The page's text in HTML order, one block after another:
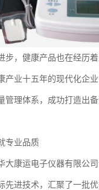
步，健康产品也在经历
产业十五年的现代化企
管理体系，成功打造出
专业品质
大康运电子仪器有限公
先进技术，汇聚了一批